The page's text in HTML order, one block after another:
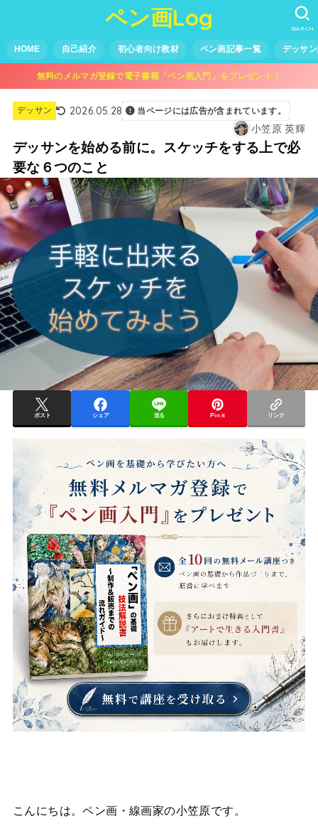
ペン画Log
HOME 自己紹介 初心者向け教材 ペン画記事一覧 デッサ
SEARCH
無料のメルマガ登録で電子書籍「ペン画入門」をプレゼント！
デッサン 2026.05.28 当ページには広告が含まれています。
小笠原 英輝
デッサンを始める前に。スケッチをする上で必
要な６つのこと
ポスト シェア 送る Pin it リンク
こんにちは。ペン画・線画家の小笠原です。